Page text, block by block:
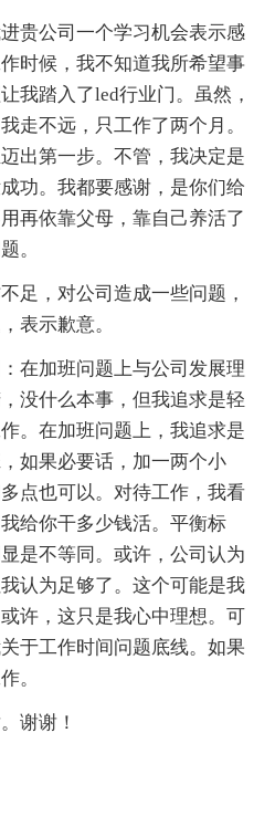
公司一个学习机会表示感
时候，我不知道我所希望事
我踏入了led行业门。虽然，
走不远，只工作了两个月。
出第一步。不管，我决定是
功。我都要感谢，是你们给
再依靠父母，靠自己养活了
。
，对公司造成一些问题，
表示歉意。
加班问题上与公司发展理
没什么本事，但我追求是轻
。在加班问题上，我追求是
如果必要话，加一两个小
点也可以。对待工作，我看
给你干多少钱活。平衡标
是不等同。或许，公司认为
认为足够了。这个可能是我
许，这只是我心中理想。可
于工作时间问题底线。如果
。
谢谢！